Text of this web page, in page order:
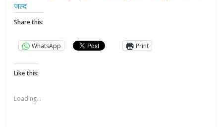
जल्द
Share this:
WhatsApp Print
Like this:
Loading...